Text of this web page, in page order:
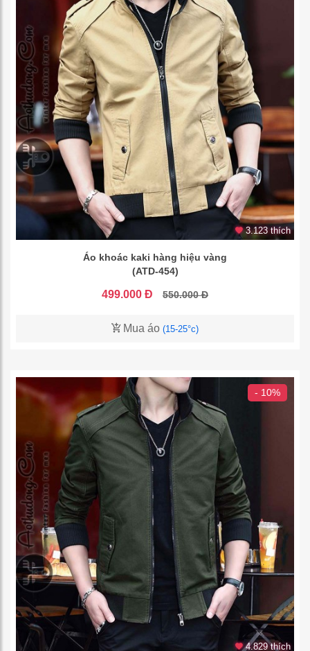
3.123 thích
Áo khoác kaki hàng hiệu vàng
(ATD-454)
499.000 Đ 550.000 Đ
Mua áo (15-25°c)
- 10%
4.829 thích